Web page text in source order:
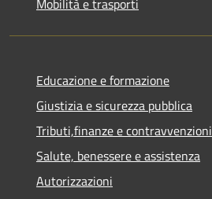
Educazione e formazione
Giustizia e sicurezza pubblica
Tributi,finanze e contravvenzioni
Salute, benessere e assistenza
Autorizzazioni